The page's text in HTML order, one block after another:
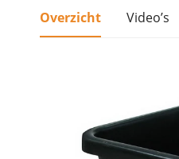
Overzicht Video’s